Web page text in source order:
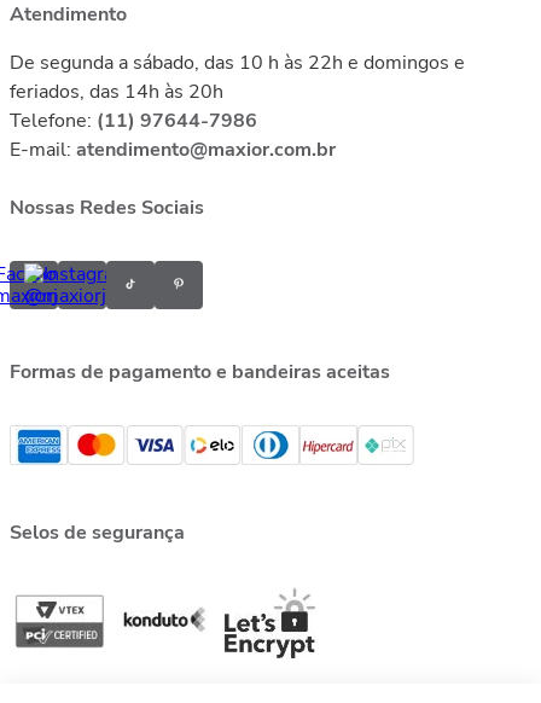
Atendimento
De segunda a sábado, das 10 h às 22h e domingos e
feriados, das 14h às 20h
Telefone: (11) 97644-7986
E-mail: atendimento@maxior.com.br
Nossas Redes Sociais
Formas de pagamento e bandeiras aceitas
Selos de segurança